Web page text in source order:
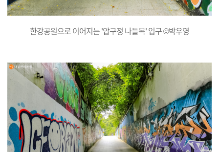
한강공원으로 이어지는 '압구정 나들목' 입구 ©박우영